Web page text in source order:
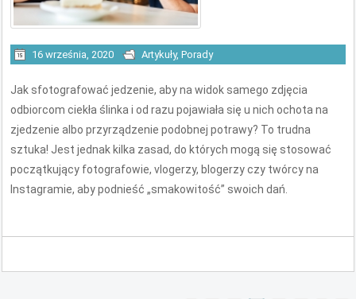
16 września, 2020 Artykuły,Porady
Jak sfotografować jedzenie, aby na widok samego zdjęcia
odbiorcom ciekła ślinka i od razu pojawiała się u nich ochota na
zjedzenie albo przyrządzenie podobnej potrawy? To trudna
sztuka! Jest jednak kilka zasad, do których mogą się stosować
początkujący fotografowie, vlogerzy, blogerzy czy twórcy na
Instagramie, aby podnieść „smakowitość” swoich dań.